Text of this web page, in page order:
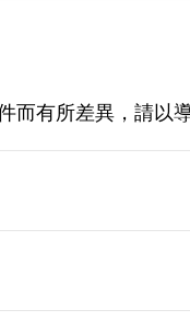
而有所差異，請以